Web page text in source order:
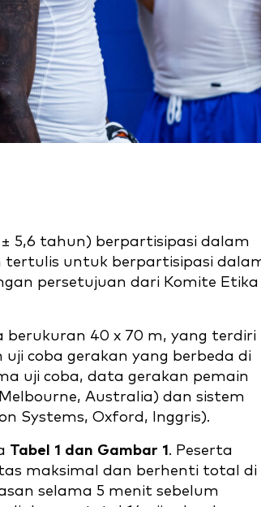
5,6 tahun) berpartisipasi dalam
tertulis untuk berpartisipasi
persetujuan dari Komite Etika
berukuran 40 x 70 m, yang terdiri
coba gerakan yang berbeda di
uji coba, data gerakan pemain
Australia) dan sistem
Systems, Oxford, Inggris).
Tabel 1 dan Gambar 1. Peserta
maksimal dan berhenti total di
selama 5 menit sebelum